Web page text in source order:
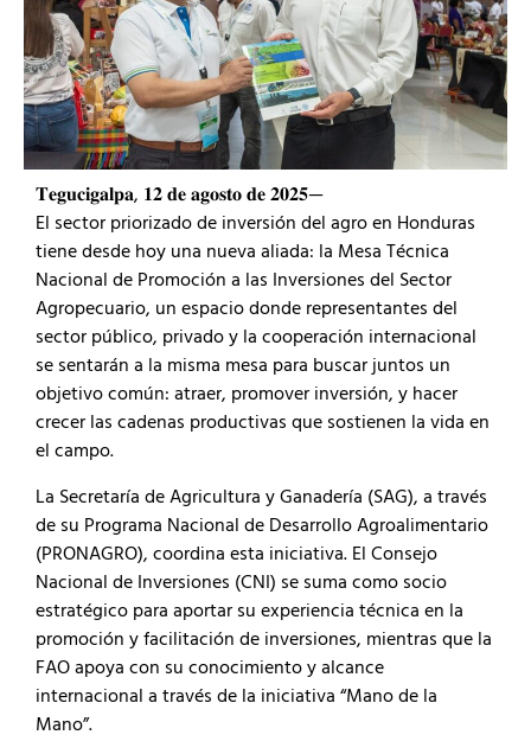
𝐓𝐞𝐠𝐮𝐜𝐢𝐠𝐚𝐥𝐩𝐚, 𝟏𝟐 𝐝𝐞 𝐚𝐠𝐨𝐬𝐭𝐨 𝐝𝐞 𝟐𝟎𝟐𝟓—
El sector priorizado de inversión del agro en Honduras
tiene desde hoy una nueva aliada: la Mesa Técnica
Nacional de Promoción a las Inversiones del Sector
Agropecuario, un espacio donde representantes del
sector público, privado y la cooperación internacional
se sentarán a la misma mesa para buscar juntos un
objetivo común: atraer, promover inversión, y hacer
crecer las cadenas productivas que sostienen la vida en
el campo.
La Secretaría de Agricultura y Ganadería (SAG), a través
de su Programa Nacional de Desarrollo Agroalimentario
(PRONAGRO), coordina esta iniciativa. El Consejo
Nacional de Inversiones (CNI) se suma como socio
estratégico para aportar su experiencia técnica en la
promoción y facilitación de inversiones, mientras que la
FAO apoya con su conocimiento y alcance
internacional a través de la iniciativa “Mano de la
Mano”.